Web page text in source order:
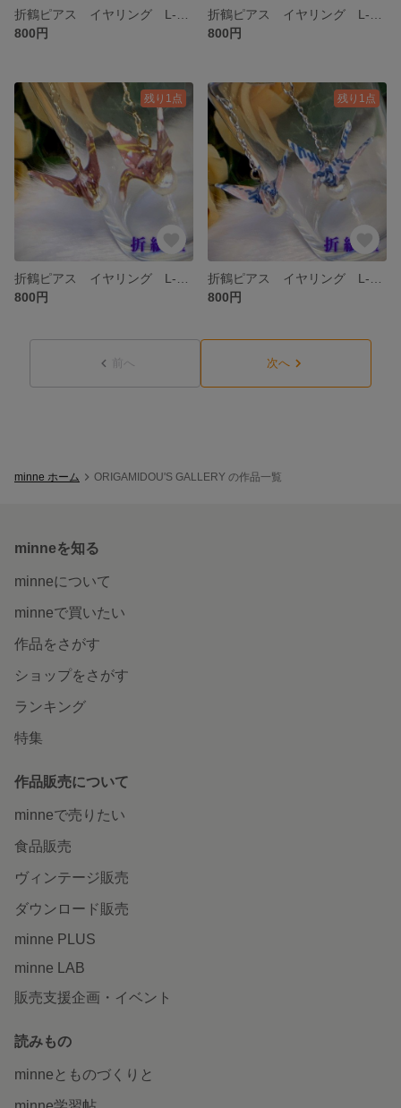
800円
800円
残り1点
800円
残り1点
800円
前へ 次へ
minne ホーム ORIGAMIDOU'S GALLERY の作品一覧
minneを知る
minneについて
minneで買いたい
作品をさがす
ショップをさがす
ランキング
特集
作品販売について
minneで売りたい
食品販売
ヴィンテージ販売
ダウンロード販売
minne PLUS
minne LAB
販売支援企画・イベント
読みもの
minneとものづくりと